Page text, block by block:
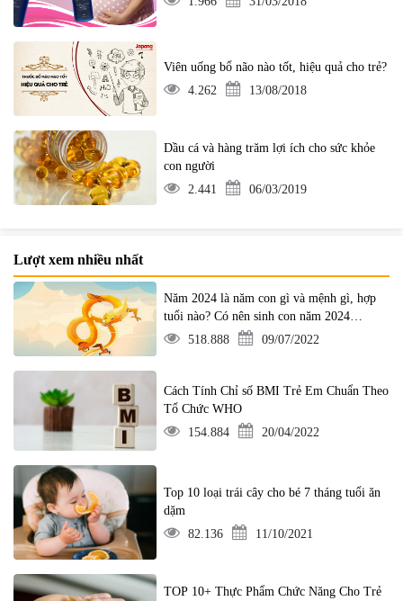
Viên uống bổ não nào tốt, hiệu quả cho trẻ?
4.262
13/08/2018
Dầu cá và hàng trăm lợi ích cho sức khỏe
con người
2.441
06/03/2019
Lượt xem nhiều nhất
Năm 2024 là năm con gì và mệnh gì, hợp
tuổi nào? Có nên sinh con năm 2024
không?518.888 09/07/2022
Cách Tính Chỉ số BMI Trẻ Em Chuẩn Theo
Tổ Chức WHO
154.884
20/04/2022
Top 10 loại trái cây cho bé 7 tháng tuổi ăn
dặm
82.136
11/10/2021
TOP 10+ Thực Phẩm Chức Năng Cho Trẻ